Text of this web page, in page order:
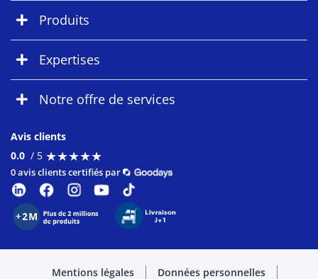
Produits
Expertises
Notre offre de services
Avis clients
0.0 / 5 ★★★★★
★★★★★
0 avis clients certifiés par
Mentions légales Données personnelles